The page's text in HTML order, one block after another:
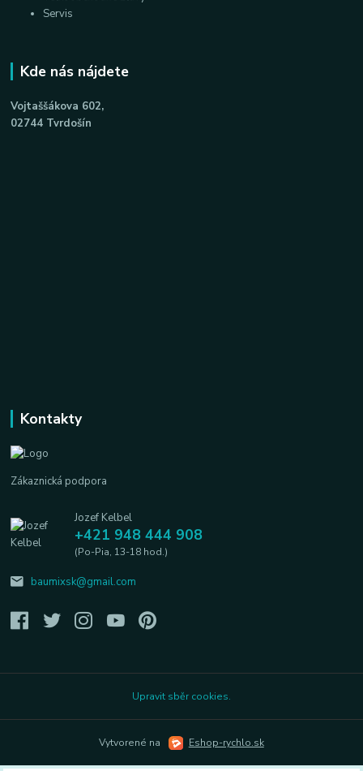
Servis
Kde nás nájdete
Vojtaššákova 602,
02744 Tvrdošín
Kontakty
Zákaznická podpora
Jozef Kelbel
+421 948 444 908
(Po-Pia, 13-18 hod.)
baumixsk@gmail.com
Upravit sběr cookies.
Vytvorené na Eshop-rychlo.sk